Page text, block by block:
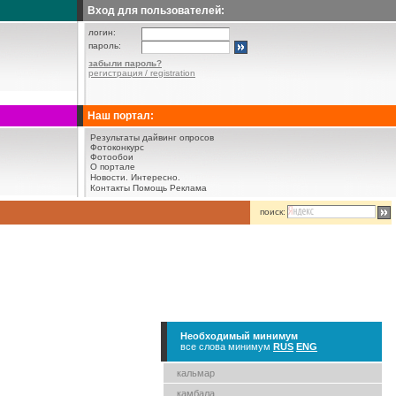
Вход для пользователей:
логин:
пароль:
забыли пароль?
регистрация / registration
Наш портал:
Результаты дайвинг опросов
Фотоконкурс
Фотообои
О портале
Новости.
Интересно.
Контакты Помощь Реклама
поиск:
Необходимый минимум
все слова минимум RUS ENG
кальмар
камбала